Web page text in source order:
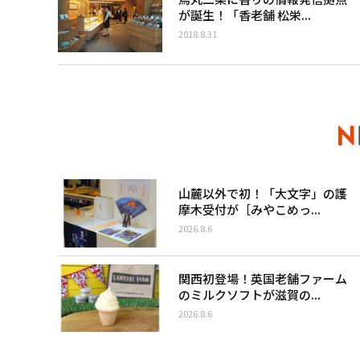
が誕生！「香老舗 松栄...
2018.8.31
山麓以外で初！「大文字」の護
摩木受付が［みやこめっ...
2026.8.6
関西初登場！英国老舗ファーム
のミルクソフトが滋賀の...
2026.8.6